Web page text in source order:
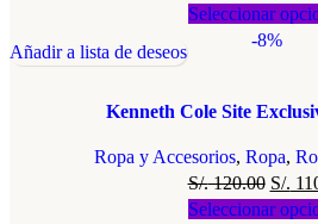
Seleccionar
-8%
Añadir a lista de deseos
Kenneth Cole Site
Ropa y Accesorios, Ropa,
S/.120.00 S/.
Seleccionar